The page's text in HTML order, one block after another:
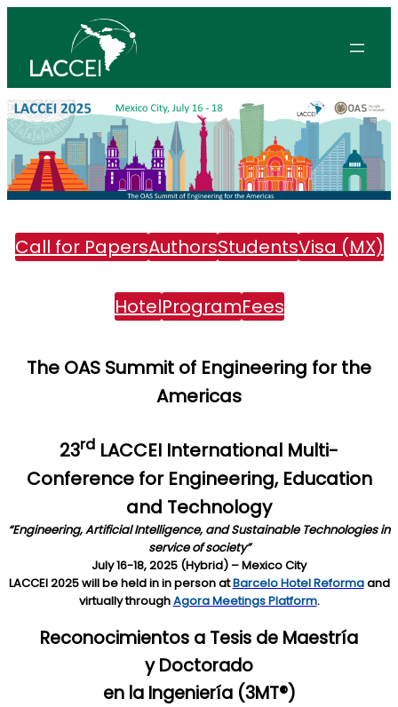
Call for PapersAuthorsStudentsVisa (MX)
HotelProgramFees
The OAS Summit of Engineering for the
Americas
23rd LACCEI International Multi-
Conference for Engineering, Education
and Technology
“Engineering, Artificial Intelligence, and Sustainable Technologies in
service of society”
July 16-18, 2025 (Hybrid) – Mexico City
LACCEI 2025 will be held in in person atBarcelo Hotel Reformaand
virtually throughAgora Meetings Platform.
Reconocimientos a Tesis de Maestría
y Doctorado
en la Ingeniería (3MT®)